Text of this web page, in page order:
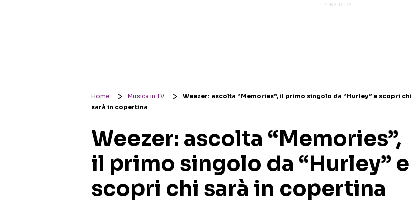
Home Musica in TV
Weezer: ascolta “Memories”, il primo singolo da “Hurley” e scopri chi
sarà in copertina
Weezer: ascolta “Memories”,
il primo singolo da “Hurley” e
scopri chi sarà in copertina